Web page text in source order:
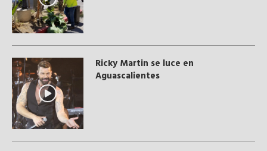
Ricky Martin se luce en
Aguascalientes